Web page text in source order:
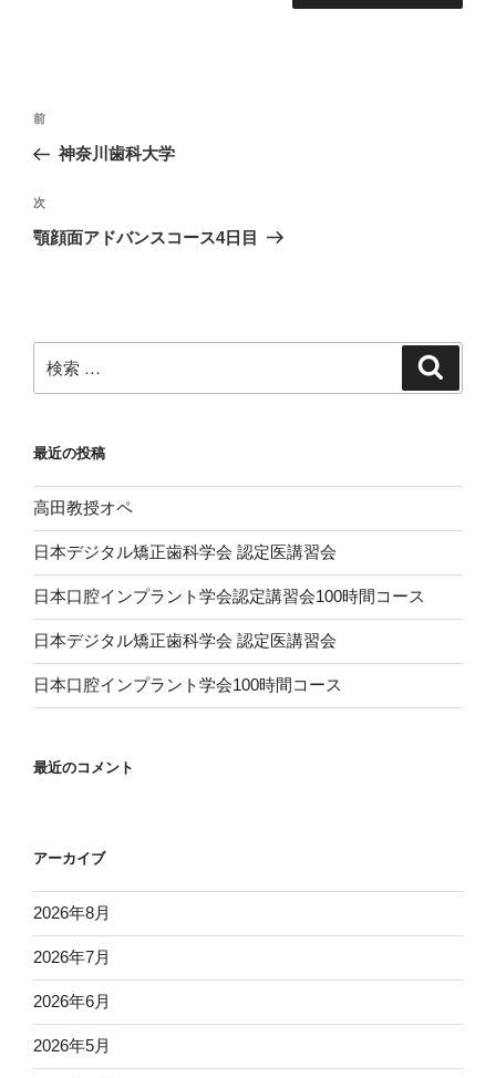
投
ナ
ビ
ゲ
ン
過
去
投
稿
前
神奈川歯科大学
次
の
次
顎顔面アドバンスコース4日目
索:
最近の投稿
高田教授オペ
日本デジタル矯正歯科学会 認定医講習会
日本口腔インプラント学会認定講習会100時間コース
日本デジタル矯正歯科学会 認定医講習会
日本口腔インプラント学会100時間コース
最近のコメント
アーカイブ
2026年8月
2026年7月
2026年6月
2026年5月